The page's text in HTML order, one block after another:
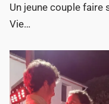
Un jeune couple faire
Vie…